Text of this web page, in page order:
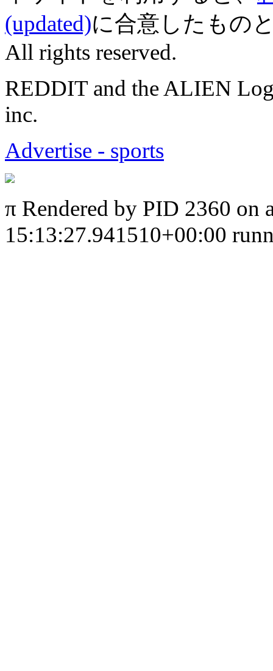
(updated)に合意したもの
All rights reserved.
REDDIT and the ALIEN
inc.
Advertise - sports
π Rendered by PID 2360 on
15:13:27.941510+00:00